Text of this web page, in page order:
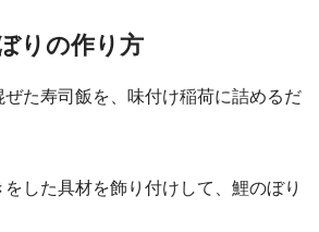
りの作り方
た寿司飯を、味付け稲荷に詰めるだ
した具材を飾り付けして、鯉のぼり